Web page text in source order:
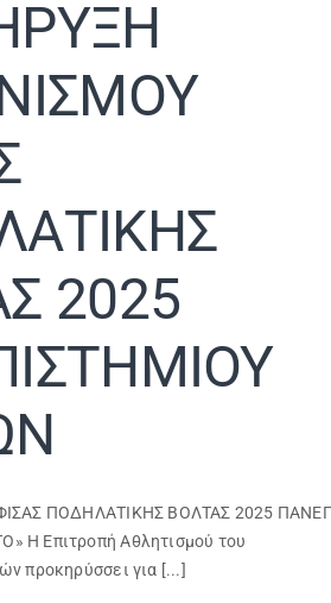
2025
ΠΟΔΗΛΑΤΙΚΗΣ ΒΟΛΤΑΣ 2025
Η Επιτροπή Αθλητισμού του
προκηρύσσει για [...]